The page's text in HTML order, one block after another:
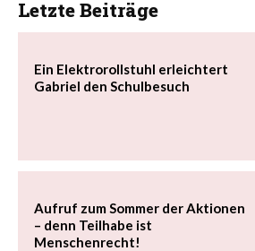
Letzte Beiträge
Ein Elektrorollstuhl erleichtert
Gabriel den Schulbesuch
Aufruf zum Sommer der Aktionen
– denn Teilhabe ist
Menschenrecht!